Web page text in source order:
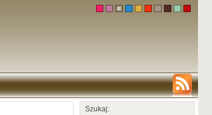
Szukaj: